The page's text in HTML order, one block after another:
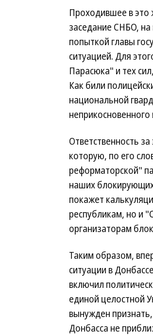
Проходившее в это
заседание СНБО, на
попыткой главы
ситуацией. Для
Парасюка" и тех
Как били
национальной
Ответственность
которую, по его
реформаторской"
наших
покажет
республикам, но и
организаторам
Таким образом,
ситуации в
включил
единой целостной
вынужден
Донбасса не